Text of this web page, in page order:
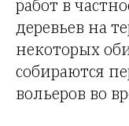
работ в
деревьев на
некоторых
собираются
вольеров во